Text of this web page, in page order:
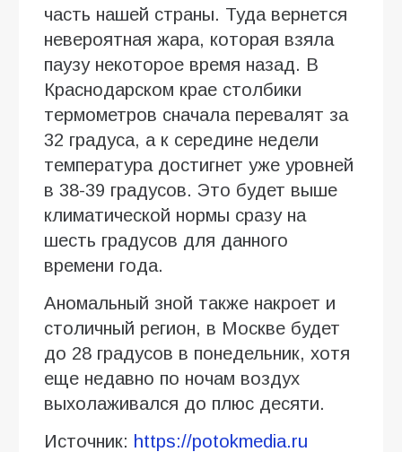
часть нашей страны. Туда вернется
невероятная жара, которая взяла
паузу некоторое время назад. В
Краснодарском крае столбики
термометров сначала перевалят за
32 градуса, а к середине недели
температура достигнет уже уровней
в 38-39 градусов. Это будет выше
климатической нормы сразу на
шесть градусов для данного
времени года.
Аномальный зной также накроет и
столичный регион, в Москве будет
до 28 градусов в понедельник, хотя
еще недавно по ночам воздух
выхолаживался до плюс десяти.
Источник: https://potokmedia.ru